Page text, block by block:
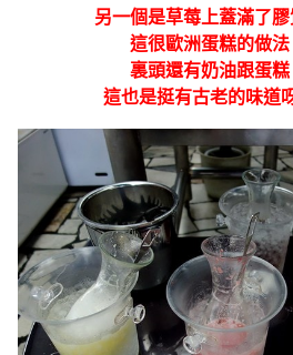
另一個是草莓上蓋滿了膠
這很歐洲蛋糕的做法
裏頭還有奶油跟蛋糕
這也是挺有古老的味道